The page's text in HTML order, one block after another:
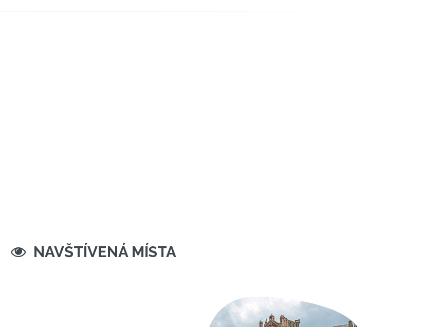
NAVŠTÍVENÁ MÍSTA